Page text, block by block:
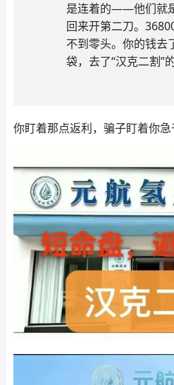
是连着的——他们就
回来开第二刀。
不到零头。你的钱去
袋，去了“汉克二割”
你盯着那点返利，骗子盯着你急